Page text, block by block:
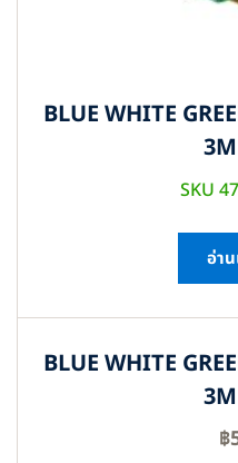
BLUE WHITE
SKU
อ่า
BLUE WHITE
฿